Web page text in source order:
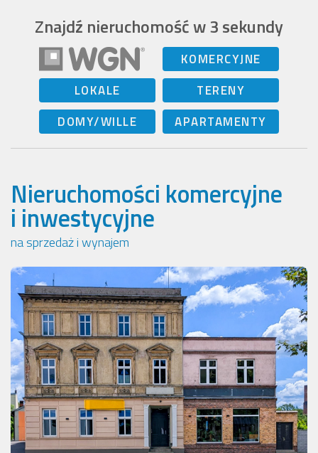
Znajdź nieruchomość w 3 sekundy
KOMERCYJNE
LOKALE
TERENY
DOMY/WILLE
APARTAMENTY
Nieruchomości komercyjne
i inwestycyjne
na sprzedaż i wynajem